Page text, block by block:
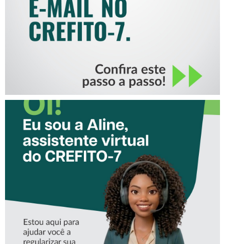
CONHEÇA A ‘ALINE’,
ASSISTENTE VIRTUAL DO
CREFITO-7